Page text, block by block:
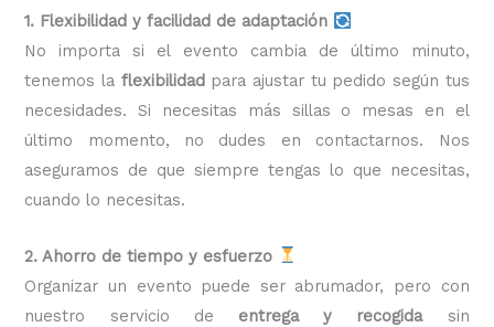
1. Flexibilidad y facilidad de adaptación
No importa si el evento cambia de último minuto,
tenemos la flexibilidadpara ajustar tu pedido según tus
necesidades. Si necesitas más sillas o mesas en el
último momento, no dudes en contactarnos. Nos
aseguramos de que siempre tengas lo que necesitas,
cuando lo necesitas.
2. Ahorro de tiempo y esfuerzo
Organizar un evento puede ser abrumador, pero con
nuestro servicio de entrega y recogidasin